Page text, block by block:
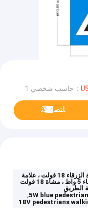
ﺎﺘﺼﻟ ﺍﻶﻧ
علامة عبور المشاة الزرقاء 18 فولت ، علامة
عبور المشاة الزرقاء 5 واط ، مشاة 18 فولت
الطريق
5W blue
,
18V pedestrians